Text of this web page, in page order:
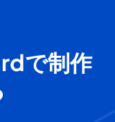
で制作